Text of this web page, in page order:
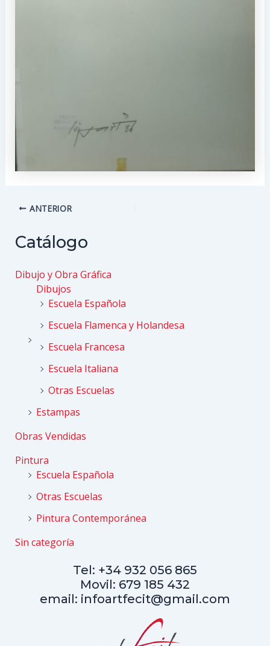
Navegación
entradas
ANTERIOR
Catálogo
Dibujo y Obra Gráfica
Dibujos
Escuela Española
Escuela Flamenca y Holandesa
Escuela Francesa
Escuela Italiana
Otras Escuelas
Estampas
Obras Vendidas
Pintura
Escuela Española
Otras Escuelas
Pintura Contemporánea
Sin categoría
Tel: +34 932 056 865
Movil: 679 185 432
email: infoartfecit@gmail.com